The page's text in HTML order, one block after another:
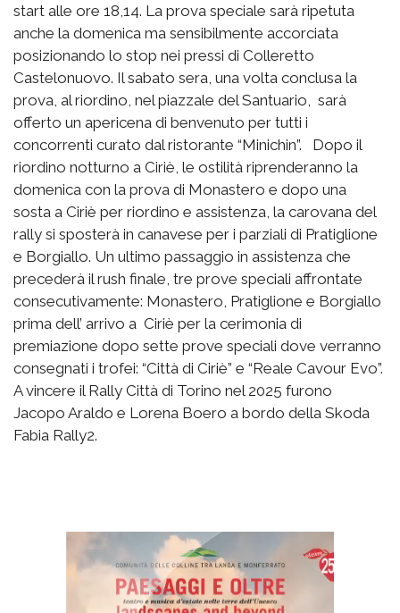
start alle ore 18,14. La prova speciale sarà ripetuta
anche la domenica ma sensibilmente accorciata
posizionando lo stop nei pressi di Colleretto
Castelonuovo. Il sabato sera, una volta conclusa la
prova, al riordino, nel piazzale del Santuario, sarà
offerto un apericena di benvenuto per tutti i
concorrenti curato dal ristorante “Minichin”. Dopo il
riordino notturno a Ciriè, le ostilità riprenderanno la
domenica con la prova di Monastero e dopo una
sosta a Ciriè per riordino e assistenza, la carovana del
rally si sposterà in canavese per i parziali di Pratiglione
e Borgiallo. Un ultimo passaggio in assistenza che
precederà il rush finale, tre prove speciali affrontate
consecutivamente: Monastero, Pratiglione e Borgiallo
prima dell’ arrivo a Ciriè per la cerimonia di
premiazione dopo sette prove speciali dove verranno
consegnati i trofei: “Città di Ciriè” e “Reale Cavour Evo”.
A vincere il Rally Città di Torino nel 2025 furono
Jacopo Araldo e Lorena Boero a bordo della Skoda
Fabia Rally2.